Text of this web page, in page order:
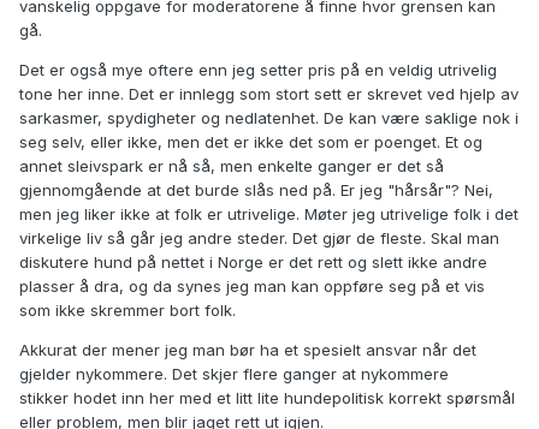
vanskelig oppgave for moderatorene å finne hvor grensen kan
gå.
Det er også mye oftere enn jeg setter pris på en veldig utrivelig
tone her inne. Det er innlegg som stort sett er skrevet ved hjelp av
sarkasmer, spydigheter og nedlatenhet. De kan være saklige nok i
seg selv, eller ikke, men det er ikke det som er poenget. Et og
annet sleivspark er nå så, men enkelte ganger er det så
gjennomgående at det burde slås ned på. Er jeg "hårsår"? Nei,
men jeg liker ikke at folk er utrivelige. Møter jeg utrivelige folk i det
virkelige liv så går jeg andre steder. Det gjør de fleste. Skal man
diskutere hund på nettet i Norge er det rett og slett ikke andre
plasser å dra, og da synes jeg man kan oppføre seg på et vis
som ikke skremmer bort folk.
Akkurat der mener jeg man bør ha et spesielt ansvar når det
gjelder nykommere. Det skjer flere ganger at nykommere
stikker hodet inn her med et litt lite hundepolitisk korrekt spørsmål
eller problem, men blir jaget rett ut igjen.